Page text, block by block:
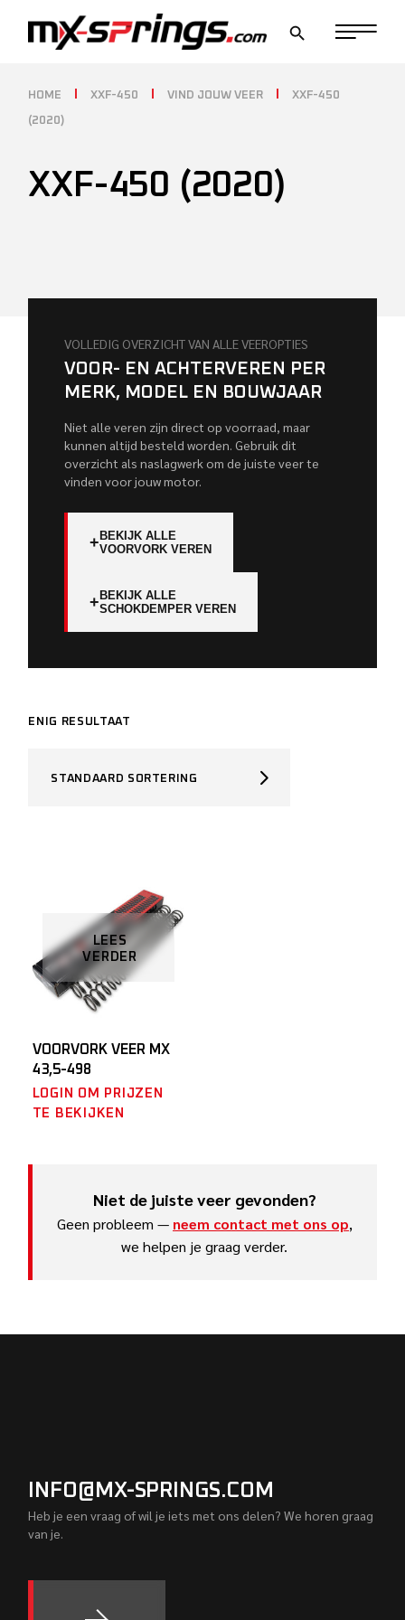
HOME XXF-450 VIND JOUW VEER XXF-450
(2020)
XXF-450 (2020)
VOLLEDIG OVERZICHT VAN ALLE VEEROPTIES
VOOR- EN ACHTERVEREN PER
MERK, MODEL EN BOUWJAAR
Niet alle veren zijn direct op voorraad, maar
kunnen altijd besteld worden. Gebruik dit
overzicht als naslagwerk om de juiste veer te
vinden voor jouw motor.
+BEKIJK ALLE
VOORVORK VEREN
+BEKIJK ALLE
SCHOKDEMPER VEREN
ENIG RESULTAAT
STANDAARD SORTERING
LEES
VERDER
VOORVORK VEER MX
43,5-498
LOGIN OM PRIJZEN
TE BEKIJKEN
Niet de juiste veer gevonden?
Geen probleem — neem contact met ons op,
we helpen je graag verder.
INFO@MX-SPRINGS.COM
Heb je een vraag of wil je iets met ons delen? We horen graag
van je.